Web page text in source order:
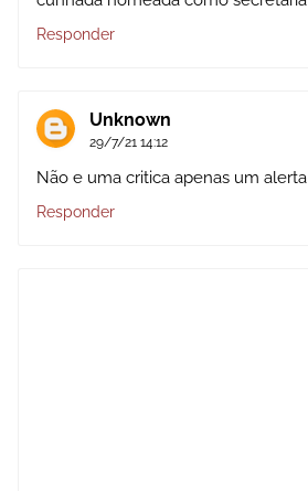
Responder
Unknown
29/7/21 14:12
Não e uma critica apenas um alerta
Responder